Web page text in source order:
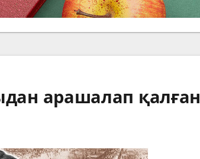
арашалап қалған